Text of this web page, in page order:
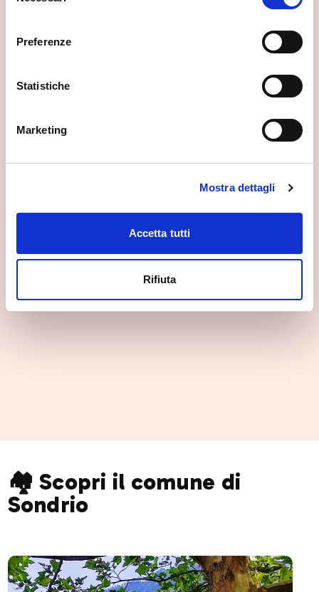
Preferenze
Statistiche
Marketing
Mostra dettagli
Accetta tutti
Rifiuta
🏘️ Scopri il comune di
Sondrio